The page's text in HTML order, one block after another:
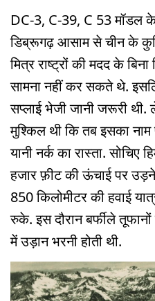
DC-3, C-39, C 53 मॉडल
डिब्रूगढ़ आसाम से चीन के
मित्र राष्ट्रों की मदद के
सामना नहीं कर सकते थे.
सप्लाई भेजी जानी जरूरी थी.
मुश्किल थी कि तब इसका नाम
यानी नर्क का रास्ता.
हजार फ़ीट की ऊंचाई पर
850 किलोमीटर की हवाई
रुके. इस दौरान बर्फीले
में उड़ान भरनी होती थी.